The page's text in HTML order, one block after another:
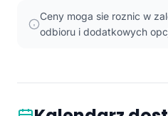
Ceny moga sie roznic w
odbioru i dodatkowych